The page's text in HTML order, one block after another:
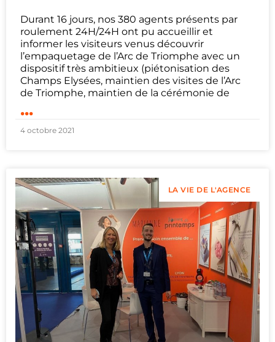
Durant 16 jours, nos 380 agents présents par
roulement 24H/24H ont pu accueillir et
informer les visiteurs venus découvrir
l’empaquetage de l’Arc de Triomphe avec un
dispositif très ambitieux (piétonisation des
Champs Elysées, maintien des visites de l’Arc
de Triomphe, maintien de la cérémonie de
...
4 octobre 2021
LA VIE DE L'AGENCE